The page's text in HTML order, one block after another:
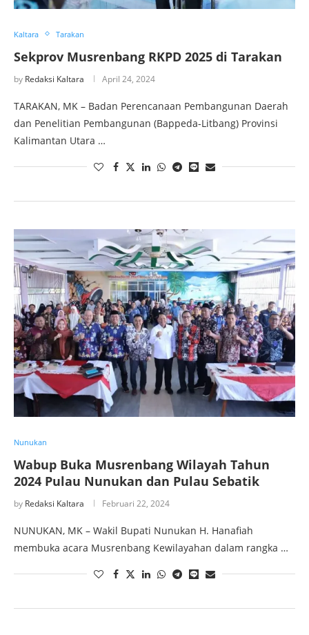
Kaltara Tarakan
Sekprov Musrenbang RKPD 2025 di Tarakan
by Redaksi Kaltara April 24, 2024
TARAKAN, MK – Badan Perencanaan Pembangunan Daerah
dan Penelitian Pembangunan (Bappeda-Litbang) Provinsi
Kalimantan Utara …
Nunukan
Wabup Buka Musrenbang Wilayah Tahun
2024 Pulau Nunukan dan Pulau Sebatik
by Redaksi Kaltara Februari 22, 2024
NUNUKAN, MK – Wakil Bupati Nunukan H. Hanafiah
membuka acara Musrenbang Kewilayahan dalam rangka …